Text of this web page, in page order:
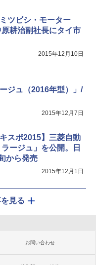
ツビシ・モーター
耕治副社長にタイ市
2015年12月10日
ジュ（2016年型）」/
2015年12月7日
スポ2015】三菱自動
ージュ」を公開。日
から発売
2015年12月1日
見る
お問い合わせ